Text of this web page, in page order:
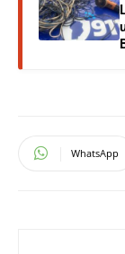
WhatsApp